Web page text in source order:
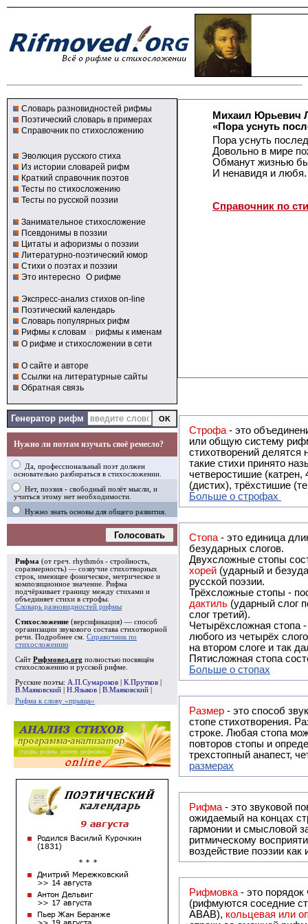
Словарь разновидностей рифмы
Поэтический словарь в примерах
Справочник по стихосложению
Эволюция русского стиха
Из истории словарей рифм
Краткий справочник поэтов
Тесты по стихосложению
Тесты по русской поэзии
Занимательное стихосложение
Псевдонимы в поэзии
Цитаты и афоризмы о поэзии
Литературно-поэтический юмор
Стихи о поэтах и поэзии
Это интересно О рифме
Экспресс-анализ стихов on-line
Поэтический календарь
Словарь популярных рифм
Рифмы к словам и рифмы к именам
О рифме и стихосложении в сети
О сайте и авторе
Ссылки на литературные сайты
Обратная связь
Генератор рифм
Нужно ли поэтам изучать своё ремесло?
Да, профессиональный поэт должен
основательно разбираться в стихосложении.
Нет, поэзия - свободный полёт мысли, и
учиться этому нет необходимости.
Нужно знать основы для общего развития.
Голосовать
Рифма (от греч. rhythmós - стройность,
соразмерность) — созвучие стихотворных
строк, имеющее фоническое, метрическое и
композиционное значение. Рифма
подчёркивает границу между стихами и
объединяет стихи в строфы
Словарь разновидностей рифмы
Стихосложение (версификация) — способ
организации звукового состава стихотворной
речи. Подробнее см. Справочник по
стихосложению
Сайт Рифмовед.org полностью посвящён
стихосложению и русской рифме.
Русские поэты: А.П.Сумароков К.Прутков
В.Маяковский
Н.Языков В.Маяковский
Рифма к слову «прыща»
Михаил Юрьевич
«Пора уснуть
Пора уснуть
Довольно в мире
Обманут жизнью
И ненавидя и любя.
Справочник по
Строфа - это объединение двух
или общую систему рифм, и регулярно или периодически
стихотворений делятся на строфы и т.о. являются строфическими.
такие стихи принято называть астрофическими. Самая популярная строфа в русской поэзии -
четверостишие
(дистих), трёхстишие
Больше о строфах
Стопа - это единица
безударных слогов.
Двухсложные стопы
хорей (ударный и
русской поэзии.
Трёхсложные стопы -
дактиль (ударный слог
слог третий).
Четырёхсложная стопа
любого из четырёх
на втором слоге и так
Пятисложная стопа
Больше о стопах
Размер - это способ
стопе стихотворения.
строке. Любая стопа
повторов стопы и
трехстопный анапест,
размерах
Рифма - это звуковой повтор, традиционно используемый в поэзии и, как
ожидаемый на концах
гармонии и смысловой
ритмическому
воздействие поэзии
Рифмовка - это
(рифмуются соседние
ABAB), кольцевая или